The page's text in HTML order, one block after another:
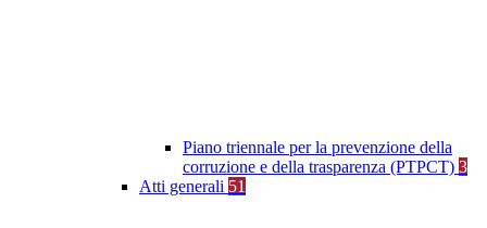
Piano triennale per la prevenzione della
corruzione e della trasparenza (PTPCT) 3
Atti generali 51